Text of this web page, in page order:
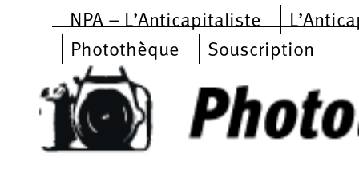
Aller au contenu principal
NPA – L’Anticapitaliste
Photothèque
Souscription